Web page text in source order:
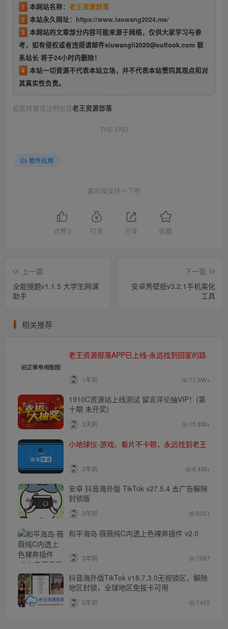
1 本网站名称： 老王资源部落
2 本站永久网址： https://www.laowang2024.me/
3 本网站的文章部分内容可能来源于网络，仅供大家学习与参
考，如有侵权或者违规请邮件xiuwangli2020@outlook.com 联
系站长 将于24小时内删除！
4 本站一切资源不代表本站立场，并不代表本站赞同其观点和对
其真实性负责。
如若转载请注明出自老王资源部落
THE END
软件应用
喜欢就支持一下吧
点赞 0 打赏 分享 收藏
上一篇
全能搜题v1.1.5 大学生网课
助手
下一篇
安卓秀壁纸v3.2.1手机美化
工具
相关推荐
老王资源部落APP已上线-永远找到回家的路
1年前 77.9W+
1910C资源站上线测试 留言评论抽VIP！(第
十期 未开奖)
3天前 15.8W+
小地球仪-游戏、看片不卡顿，永远找到老王
2年前 6.4W+
安卓 抖音海外版 TikTok v27.5.4 去广告解除
封锁版
3年前 8051
和平海岛·薇薇纯C内透上色裸奔插件 v2.0
3年前 7997
抖音海外版TikTok v18.7.3.0无视锁区，解除
地区封锁，全球地区免拔卡可用
5年前 7405